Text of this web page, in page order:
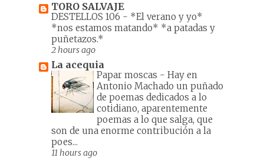
TORO SALVAJE
DESTELLOS 106 - *El verano y yo*
*nos estamos matando* *a patadas y
puñetazos.*
2 hours ago
La acequia
Papar moscas - Hay en
Antonio Machado un puñado
de poemas dedicados a lo
cotidiano, aparentemente
poemas a lo que salga, que
son de una enorme contribución a la
poes...
11 hours ago